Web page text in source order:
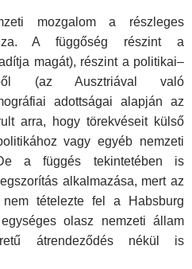
mozgalom a részleges
A függőség részint a
magát), részint a politikai–
(az Ausztriával való
adottságai alapján az
arra, hogy törekvéseit külső
vagy egyéb nemzeti
a függés tekintetében is
alkalmazása, mert az
tételezte fel a Habsburg
olasz nemzeti állam
átrendeződés nékül is